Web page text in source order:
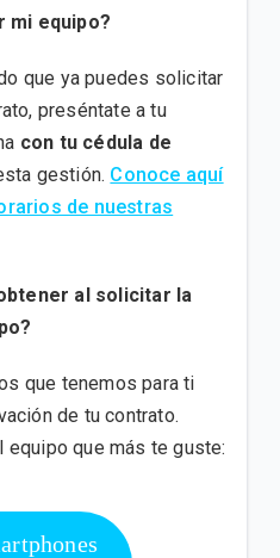
mi equipo?
que ya puedes solicitar
preséntate a tu
con tu cédula de
gestión. Conoce aquí
de nuestras
al solicitar la
que tenemos para ti
de tu contrato.
que más te guste: